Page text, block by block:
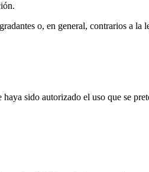
o, en general, contrarios a la
sido autorizado el uso que se